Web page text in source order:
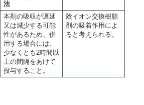
法
本剤の吸収が遅延
又は減少する可能
性があるため、併
用する場合には、
少なくとも2時間以
上の間隔をあけて
投与すること。
陰イオン交換樹脂
剤の吸着作用によ
ると考えられる。